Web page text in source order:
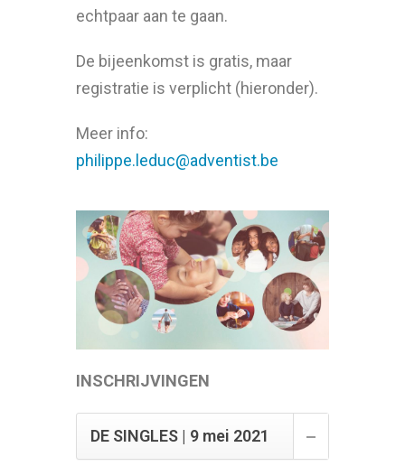
echtpaar aan te gaan.
De bijeenkomst is gratis, maar
registratie is verplicht (hieronder).
Meer info:
philippe.leduc@adventist.be
INSCHRIJVINGEN
DE SINGLES | 9 mei 2021